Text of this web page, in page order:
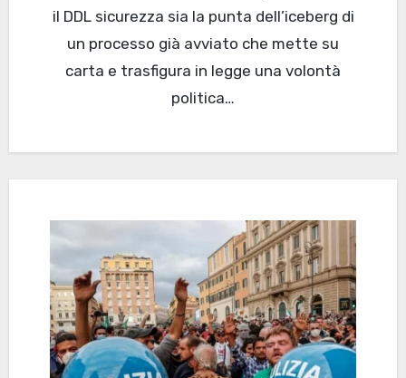
il DDL sicurezza sia la punta dell’iceberg di
un processo già avviato che mette su
carta e trasfigura in legge una volontà
politica…